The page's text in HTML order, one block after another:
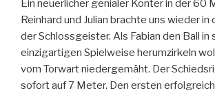
Ein neuerlicher genialer Konter in der 60
Reinhard und Julian brachte uns wieder in
der Schlossgeister. Als Fabian den Ball in
einzigartigen Spielweise herumzirkeln
vom Torwart niedergemäht. Der
sofort auf 7 Meter. Den ersten